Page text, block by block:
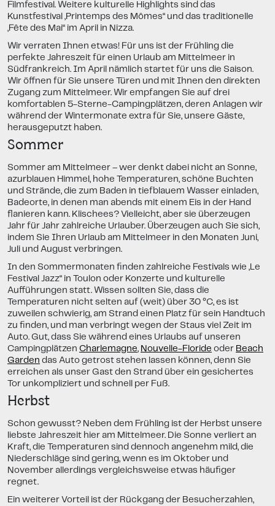
Filmfestival. Weitere kulturelle Highlights sind das
Kunstfestival „Printemps des Mômes“ und das traditionelle
„Fête des Mai“ im April in Nizza.
Wir verraten Ihnen etwas! Für uns ist der Frühling die
perfekte Jahreszeit für einen Urlaub am Mittelmeer in
Südfrankreich. Im April nämlich startet für uns die Saison.
Wir öffnen für Sie unsere Türen und mit Ihnen den direkten
Zugang zum Mittelmeer. Wir empfangen Sie auf drei
komfortablen 5-Sterne-Campingplätzen, deren Anlagen wir
während der Wintermonate extra für Sie, unsere Gäste,
herausgeputzt haben.
Sommer
Sommer am Mittelmeer – wer denkt dabei nicht an Sonne,
azurblauen Himmel, hohe Temperaturen, schöne Buchten
und Strände, die zum Baden in tiefblauem Wasser einladen,
Badeorte, in denen man abends mit einem Eis in der Hand
flanieren kann. Klischees? Vielleicht, aber sie überzeugen
Jahr für Jahr zahlreiche Urlauber. Überzeugen auch Sie sich,
indem Sie Ihren Urlaub am Mittelmeer in den Monaten Juni,
Juli und August verbringen.
In den Sommermonaten finden zahlreiche Festivals wie „Le
Festival Jazz“ in Toulon oder Konzerte und kulturelle
Aufführungen statt. Wissen sollten Sie, dass die
Temperaturen nicht selten auf (weit) über 30 °C, es ist
zuweilen schwierig, am Strand einen Platz für sein Handtuch
zu finden, und man verbringt wegen der Staus viel Zeit im
Auto. Gut, dass Sie während eines Urlaubs auf unseren
Campingplätzen Charlemagne, Nouvelle-Floride oder Beach
Garden das Auto getrost stehen lassen können, denn Sie
erreichen als unser Gast den Strand über ein gesichertes
Tor unkompliziert und schnell per Fuß.
Herbst
Schon gewusst? Neben dem Frühling ist der Herbst unsere
liebste Jahreszeit hier am Mittelmeer. Die Sonne verliert an
Kraft, die Temperaturen sind dennoch angenehm mild, die
Niederschläge sind gering, wenn es im Oktober und
November allerdings vergleichsweise etwas häufiger
regnet.
Ein weiterer Vorteil ist der Rückgang der Besucherzahlen,